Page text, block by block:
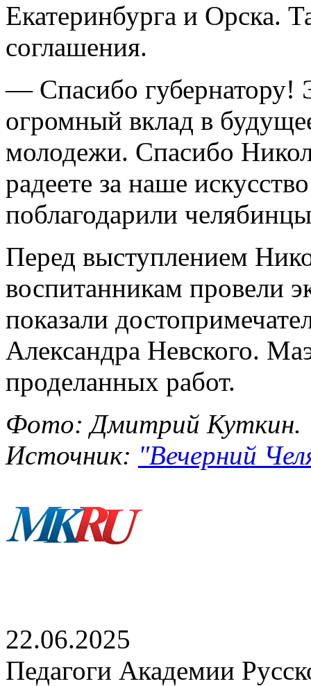
Екатеринбурга и Орска.
соглашения.
— Спасибо губернатору!
огромный вклад в
молодежи. Спасибо
радеете за наше
поблагодарили
Перед выступлением
воспитанникам провели
показали
Александра Невского.
проделанных работ.
Фото: Дмитрий Куткин.
Источник: "Вечерний
22.06.2025
Педагоги Академии